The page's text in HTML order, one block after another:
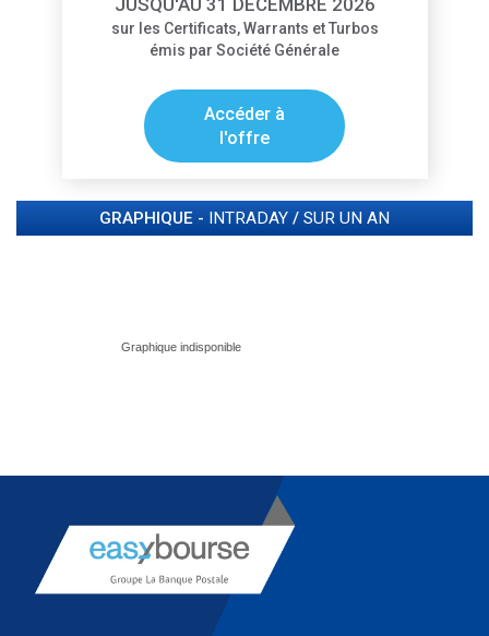
JUSQU'AU 31 DÉCEMBRE 2026
sur les Certificats, Warrants et Turbos
émis par Société Générale
Accéder à
l'offre
GRAPHIQUE - INTRADAY / SUR UN AN